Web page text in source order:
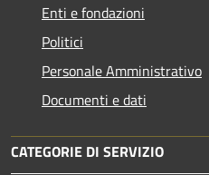
Enti e fondazioni
Politici
Personale Amministrativo
Documenti e dati
CATEGORIE DI SERVIZIO